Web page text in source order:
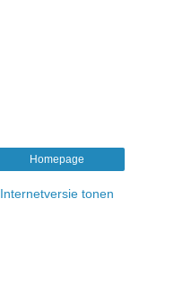
Homepage
Internetversie tonen